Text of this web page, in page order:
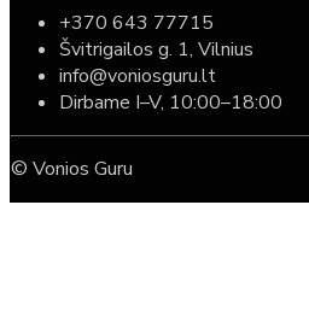
+370 643 77715
Švitrigailos g. 1, Vilnius
info@voniosguru.lt
Dirbame I–V, 10:00–18:00
© Vonios Guru